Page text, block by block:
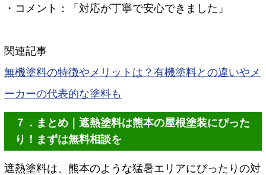
・コメント：「対応が丁寧で安心できました」
関連記事
無機塗料の特徴やメリットは？有機塗料との違いやメ
ーカーの代表的な塗料も
７．まとめ｜遮熱塗料は熊本の屋根塗装にぴった
り！まずは無料相談を
遮熱塗料は、熊本のような猛暑エリアにぴったりの対